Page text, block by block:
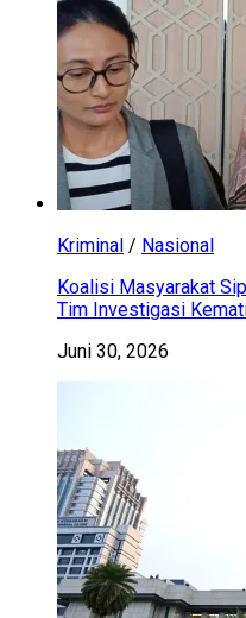
Kriminal / Nasional
Koalisi Masyarakat
Tim Investigasi
Juni 30, 2026